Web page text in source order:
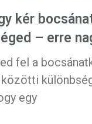
kér
– erre
fel a
egy